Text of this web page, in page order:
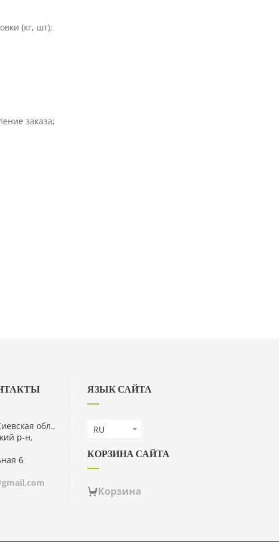
(кг, шт);
заказа;
обл.,
р-н,
6
ЯЗЫК САЙТА
КОРЗИНА САЙТА
Корзина